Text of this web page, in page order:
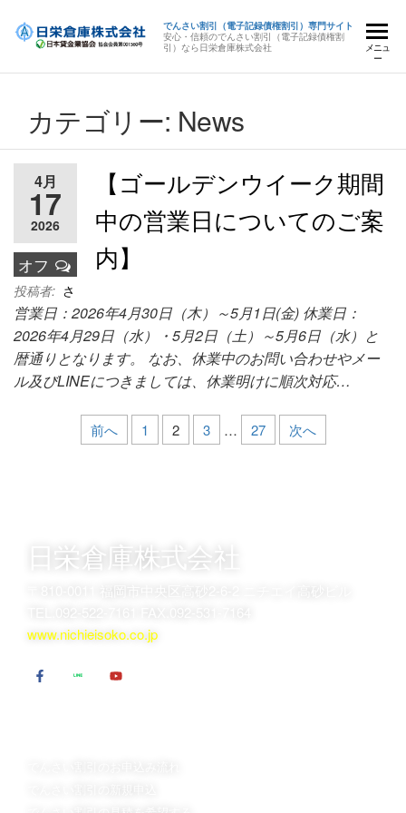
でんさい割引（電子記録債権割引）専門サイト
安心・信頼のでんさい割引（電子記録債権割
引）なら日栄倉庫株式会社
メニュ
ー
カテゴリー: News
4月
17
2026
オフ
【ゴールデンウイーク期間
中の営業日についてのご案
内】
投稿者: さ
営業日：2026年4月30日（木）～5月1日(金) 休業日：
2026年4月29日（水）・5月2日（土）～5月6日（水）と
暦通りとなります。 なお、休業中のお問い合わせやメー
ル及びLINEにつきましては、休業明けに順次対応…
前へ 1 2 3 … 27 次へ
日栄倉庫株式会社
www.nichieisoko.co.jp